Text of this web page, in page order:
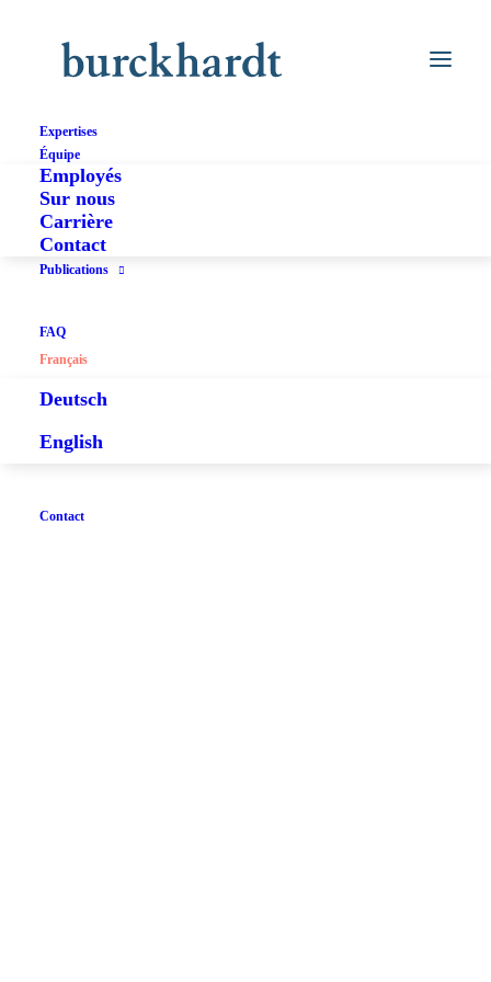
Expertises
Équipe
Employés
Sur nous
Carrière
Contact
Publications
FAQ
Français
Deutsch
English
Contact